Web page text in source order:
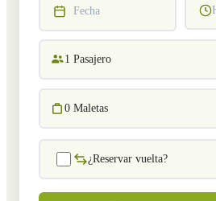
Fecha
1 Pasajero
0 Maletas
¿Reservar vuelta?